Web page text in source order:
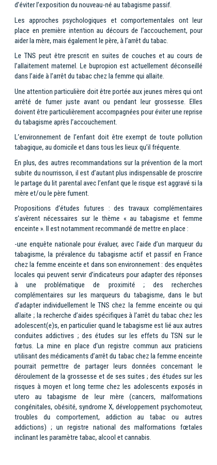
d’éviter l’exposition du nouveau-né au tabagisme passif.
Les approches psychologiques et comportementales ont leur
place en première intention au décours de l’accouchement, pour
aider la mère, mais également le père, à l’arrêt du tabac.
Le TNS peut être prescrit en suites de couches et au cours de
l’allaitement maternel. Le bupropion est actuellement déconseillé
dans l’aide à l’arrêt du tabac chez la femme qui allaite.
Une attention particulière doit être portée aux jeunes mères qui ont
arrêté de fumer juste avant ou pendant leur grossesse. Elles
doivent être particulièrement accompagnées pour éviter une reprise
du tabagisme après l’accouchement.
L’environnement de l’enfant doit être exempt de toute pollution
tabagique, au domicile et dans tous les lieux qu’il fréquente.
En plus, des autres recommandations sur la prévention de la mort
subite du nourrisson, il est d’autant plus indispensable de proscrire
le partage du lit parental avec l’enfant que le risque est aggravé si la
mère et/ou le père fument.
Propositions d’études futures : des travaux complémentaires
s’avèrent nécessaires sur le thème « au tabagisme et femme
enceinte ». Il est notamment recommandé de mettre en place :
-une enquête nationale pour évaluer, avec l’aide d’un marqueur du
tabagisme, la prévalence du tabagisme actif et passif en France
chez la femme enceinte et dans son environnement : des enquêtes
locales qui peuvent servir d’indicateurs pour adapter des réponses
à une problématique de proximité ; des recherches
complémentaires sur les marqueurs du tabagisme, dans le but
d’adapter individuellement le TNS chez la femme enceinte ou qui
allaite ; la recherche d’aides spécifiques à l’arrêt du tabac chez les
adolescent(e)s, en particulier quand le tabagisme est lié aux autres
conduites addictives ; des études sur les effets du TSN sur le
fœtus. La mine en place d’un registre commun aux praticiens
utilisant des médicaments d’arrêt du tabac chez la femme enceinte
pourrait permettre de partager leurs données concernant le
déroulement de la grossesse et de ses suites ; des études sur les
risques à moyen et long terme chez les adolescents exposés in
utero au tabagisme de leur mère (cancers, malformations
congénitales, obésité, syndrome X, développement psychomoteur,
troubles du comportement, addiction au tabac ou autres
addictions) ; un registre national des malformations fœtales
inclinant les paramètre tabac, alcool et cannabis.